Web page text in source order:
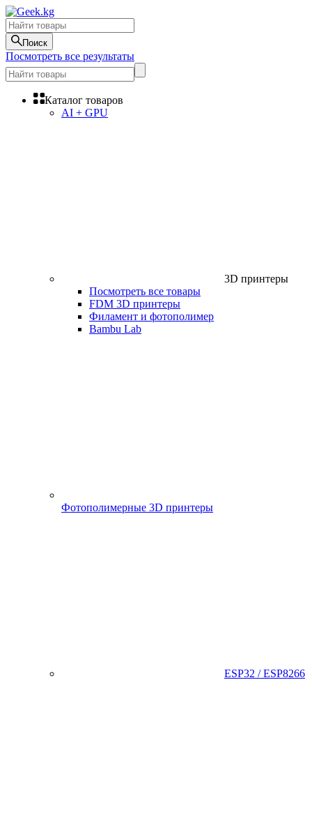
Поиск
Посмотреть все результаты
Каталог товаров
AI + GPU
3D принтеры
Посмотреть все товары
FDM 3D принтеры
Филамент и фотополимер
Bambu Lab
Фотополимерные 3D принтеры
ESP32 / ESP8266